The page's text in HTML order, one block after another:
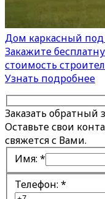
Дом каркасный
Закажите
стоимость
Узнать подробнее
Заказать обратный
Оставьте свои
свяжется с Вами.
Имя: *
Телефон: *